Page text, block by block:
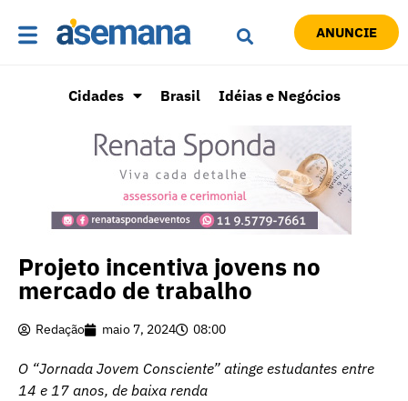
ANUNCIE
Cidades Brasil Idéias e Negócios
Projeto incentiva jovens no
mercado de trabalho
Redação maio 7, 2024 08:00
O “Jornada Jovem Consciente” atinge estudantes entre
14 e 17 anos, de baixa renda